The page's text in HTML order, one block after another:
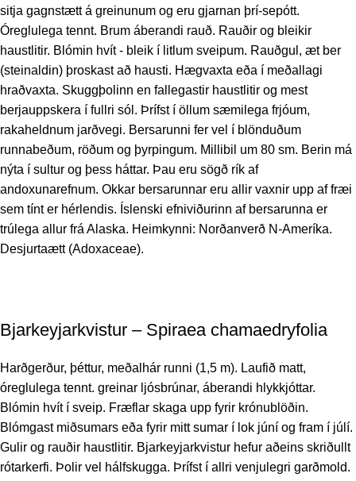
sitja gagnstætt á greinunum og eru gjarnan þrí-sepótt.
Óreglulega tennt. Brum áberandi rauð. Rauðir og bleikir
haustlitir. Blómin hvít - bleik í litlum sveipum. Rauðgul, æt ber
(steinaldin) þroskast að hausti. Hægvaxta eða í meðallagi
hraðvaxta. Skuggþolinn en fallegastir haustlitir og mest
berjauppskera í fullri sól. Þrífst í öllum sæmilega frjóum,
rakaheldnum jarðvegi. Bersarunni fer vel í blönduðum
runnabeðum, röðum og þyrpingum. Millibil um 80 sm. Berin má
nýta í sultur og þess háttar. Þau eru sögð rík af
andoxunarefnum. Okkar bersarunnar eru allir vaxnir upp af fræi
sem tínt er hérlendis. Íslenski efniviðurinn af bersarunna er
trúlega allur frá Alaska. Heimkynni: Norðanverð N-Ameríka.
Desjurtaætt (Adoxaceae).
Bjarkeyjarkvistur – Spiraea chamaedryfolia
Harðgerður, þéttur, meðalhár runni (1,5 m). Laufið matt,
óreglulega tennt. greinar ljósbrúnar, áberandi hlykkjóttar.
Blómin hvít í sveip. Fræflar skaga upp fyrir krónublöðin.
Blómgast miðsumars eða fyrir mitt sumar í lok júní og fram í júlí.
Gulir og rauðir haustlitir. Bjarkeyjarkvistur hefur aðeins skriðullt
rótarkerfi. Þolir vel hálfskugga. Þrífst í allri venjulegri garðmold.